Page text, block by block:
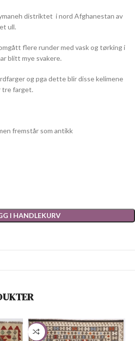
distriktet i nord Afghanestan av
ull.
flere runder med vask og tørking i
blitt mye svakere.
og pga dette blir disse kelimene
tre farget.
fremstår som antikk
I HANDLEKURV
-46%